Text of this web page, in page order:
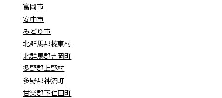
富岡市
安中市
みどり市
北群馬郡榛東村
北群馬郡吉岡町
多野郡上野村
多野郡神流町
甘楽郡下仁田町